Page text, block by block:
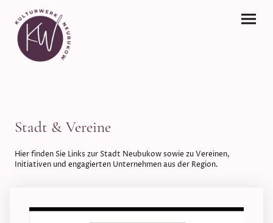
Stadt & Vereine
Hier finden Sie Links zur Stadt Neubukow sowie zu Vereinen,
Initiativen und engagierten Unternehmen aus der Region.